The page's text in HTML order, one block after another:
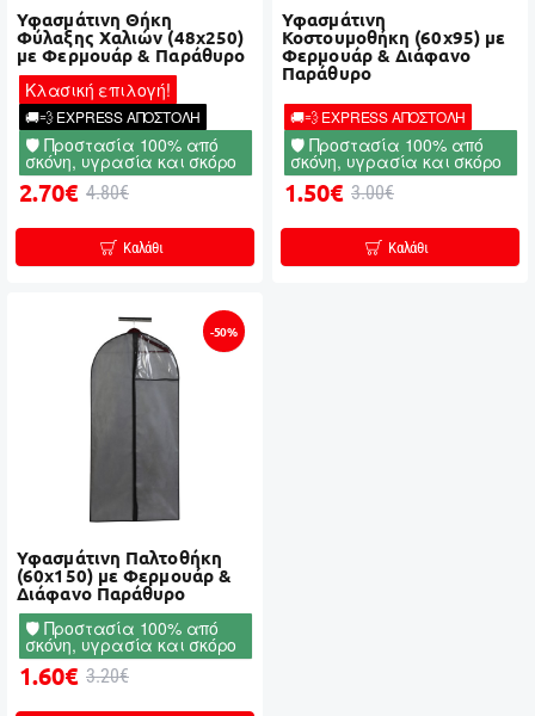
Υφασμάτινη Θήκη
Φύλαξης Χαλιών (48x250)
με Φερμουάρ & Παράθυρο
Κλασική επιλογή!
🚚💨 EXPRESS ΑΠΟΣΤΟΛΗ
🛡️ Προστασία 100% από
σκόνη, υγρασία και σκόρο
2.70€ 4.80€
Καλάθι
Υφασμάτινη
Κοστουμοθήκη (60x95) με
Φερμουάρ & Διάφανο
Παράθυρο
🚚💨 EXPRESS ΑΠΟΣΤΟΛΗ
🛡️ Προστασία 100% από
σκόνη, υγρασία και σκόρο
1.50€ 3.00€
Καλάθι
-50%
Υφασμάτινη Παλτοθήκη
(60x150) με Φερμουάρ &
Διάφανο Παράθυρο
🛡️ Προστασία 100% από
σκόνη, υγρασία και σκόρο
1.60€ 3.20€